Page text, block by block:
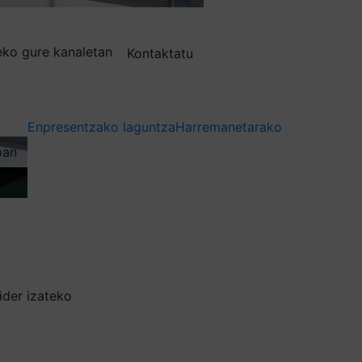
gure kanaletan
Kontaktatu
Enpresentzako laguntzaHarremanetarako
izateko